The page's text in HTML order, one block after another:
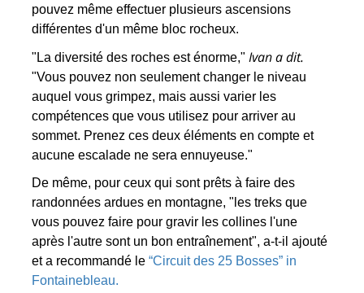
pouvez même effectuer plusieurs ascensions
différentes d'un même bloc rocheux.
"La diversité des roches est énorme," Ivan a dit.
"Vous pouvez non seulement changer le niveau
auquel vous grimpez, mais aussi varier les
compétences que vous utilisez pour arriver au
sommet. Prenez ces deux éléments en compte et
aucune escalade ne sera ennuyeuse."
De même, pour ceux qui sont prêts à faire des
randonnées ardues en montagne, "les treks que
vous pouvez faire pour gravir les collines l'une
après l'autre sont un bon entraînement", a-t-il ajouté
et a recommandé le“Circuit des 25 Bosses” in
Fontainebleau.